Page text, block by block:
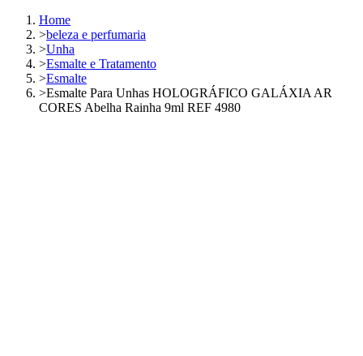
Home
>beleza e perfumaria
>Unha
>Esmalte e Tratamento
>Esmalte
>Esmalte Para Unhas HOLOGRÁFICO GALÁXIA AR
CORES Abelha Rainha 9ml REF 4980